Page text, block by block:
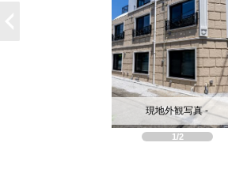
1/2
現地外観写真 -